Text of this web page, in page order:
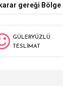
gereği
GÜLERYÜZLÜ
TESLİMAT